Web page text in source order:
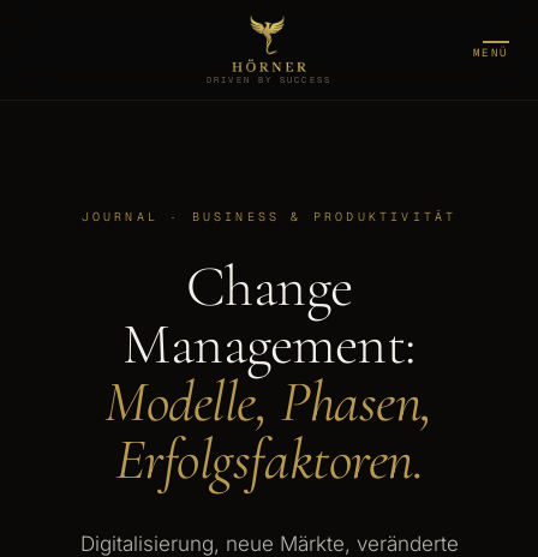
DRIVEN BY SUCCESS
MENÜ
JOURNAL · BUSINESS & PRODUKTIVITÄT
Change
Management:
Modelle, Phasen,
Erfolgsfaktoren.
Digitalisierung, neue Märkte, veränderte